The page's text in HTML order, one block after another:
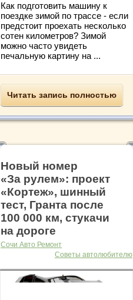
Как подготовить машину к
поездке зимой по трассе - если
предстоит проехать несколько
сотен километров? Зимой
можно часто увидеть
печальную картину на ...
Читать запись полностью
Новый номер
«За рулем»: проект
«Кортеж», шинный
тест, Гранта после
100 000 км, стукачи
на дороге
Сочи Авто Ремонт
Советы автолюбителю